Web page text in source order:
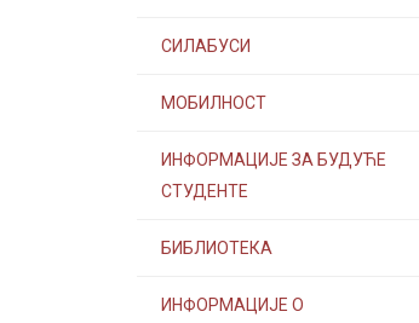
СИЛАБУСИ
МОБИЛНОСТ
ИНФОРМАЦИЈЕ ЗА БУДУЋЕ
СТУДЕНТЕ
БИБЛИОТЕКА
ИНФОРМАЦИЈЕ О